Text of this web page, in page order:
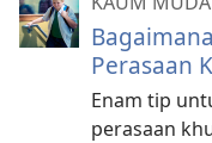
Perasaan
Enam tip
perasaan